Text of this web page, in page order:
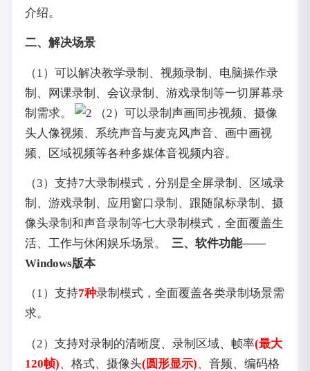
介绍。
二、解决场景
（1）可以解决教学录制、视频录制、电脑操作录
制、网课录制、会议录制、游戏录制等一切屏幕录
制需求。
（2）可以录制声画同步视频、摄像
头人像视频、系统声音与麦克风声音、画中画视
频、区域视频等各种多媒体音视频内容。
（3）支持7大录制模式，分别是全屏录制、区域录
制、游戏录制、应用窗口录制、跟随鼠标录制、摄
像头录制和声音录制等七大录制模式，全面覆盖生
活、工作与休闲娱乐场景。
三、软件功能——
Windows版本
（1）支持7种录制模式，全面覆盖各类录制场景需
求。
（2）支持对录制的清晰度、录制区域、帧率(最大
120帧)、格式、摄像头(圆形显示)、音频、编码格